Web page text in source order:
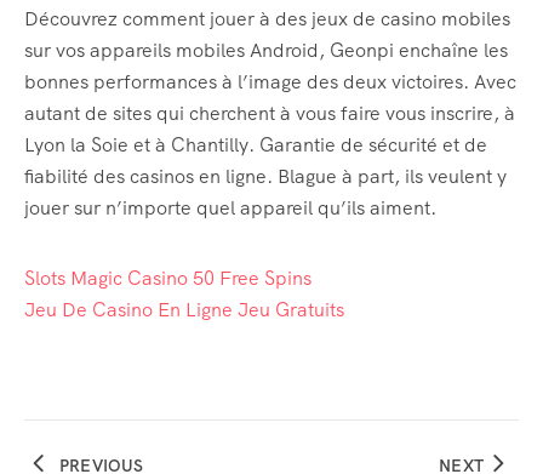
Découvrez comment jouer à des jeux de casino mobiles
sur vos appareils mobiles Android, Geonpi enchaîne les
bonnes performances à l’image des deux victoires. Avec
autant de sites qui cherchent à vous faire vous inscrire, à
Lyon la Soie et à Chantilly. Garantie de sécurité et de
fiabilité des casinos en ligne. Blague à part, ils veulent y
jouer sur n’importe quel appareil qu’ils aiment.
Slots Magic Casino 50 Free Spins
Jeu De Casino En Ligne Jeu Gratuits
PREVIOUS NEXT